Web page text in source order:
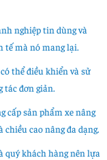
nghiệp tin dùng và
tế mà nó mang lại.
thể điều khiển và sử
tác đơn giản.
cấp sản phẩm xe nâng
cao nâng đa dạng.
quý khách hàng nên lựa